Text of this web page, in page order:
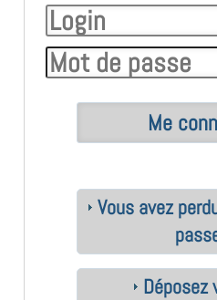
Vous avez
Déposez